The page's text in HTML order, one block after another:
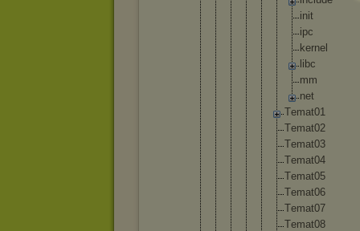
init
ipc
kerne
i bc
mm
net
Temat01
Temat02
Temat03
Temat04
Temat05
Temat06
Temat07
Temat08